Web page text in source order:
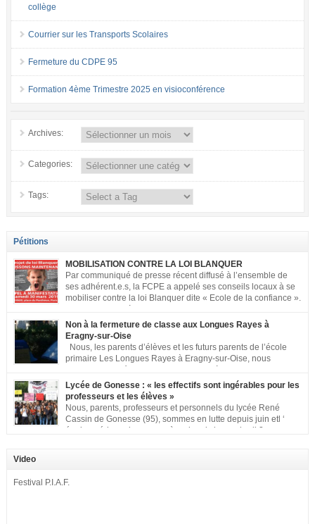
collège
Courrier sur les Transports Scolaires
Fermeture du CDPE 95
Formation 4ème Trimestre 2025 en visioconférence
Archives:
Categories:
Tags:
Pétitions
MOBILISATION CONTRE LA LOI BLANQUER
Par communiqué de presse récent diffusé à l’ensemble de
ses adhérent.e.s, la FCPE a appelé ses conseils locaux à se
mobiliser contre la loi Blanquer dite « Ecole de la confiance ».
met à votre disposition ce kit de mobilisation comprenant : 1 affiche
appelant […]
Non à la fermeture de classe aux Longues Rayes à
Eragny-sur-Oise
Nous, les parents d’élèves et les futurs parents de l’école
primaire Les Longues Rayes à Eragny-sur-Oise, nous
classe aux Longues Rayes ». Non à la dégradation continue des conditions
d’accueil et d’apprentissage de nos enfants à l’école primaire. Chaque
enfant a droit à […]
Lycée de Gonesse : « les effectifs sont ingérables pour les
professeurs et les élèves »
Nous, parents, professeurs et personnels du lycée René
Cassin de Gonesse (95), sommes en lutte depuis juin etl ‘
équipe pédagogique en grève depuis le vendredi 2
nombreuses classes de première et […]
Video
Festival P.I.A.F.